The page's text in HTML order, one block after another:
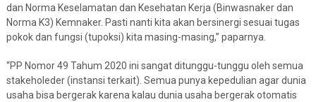
dan Norma Keselamatan dan Kesehatan Kerja (Binwasnaker dan
Norma K3) Kemnaker. Pasti nanti kita akan bersinergi sesuai tugas
pokok dan fungsi (tupoksi) kita masing-masing,” paparnya.
“PP Nomor 49 Tahum 2020 ini sangat ditunggu-tunggu oleh semua
stakeholeder (instansi terkait). Semua punya kepedulian agar dunia
usaha bisa bergerak karena kalau dunia usaha bergerak otomatis